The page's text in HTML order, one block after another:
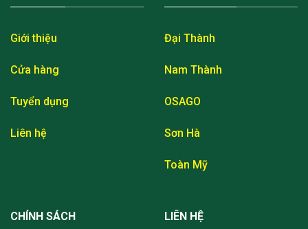
Giới thiệu
Cửa hàng
Tuyển dụng
Liên hệ
Đại Thành
Nam Thành
OSAGO
Sơn Hà
Toàn Mỹ
CHÍNH SÁCH LIÊN HỆ